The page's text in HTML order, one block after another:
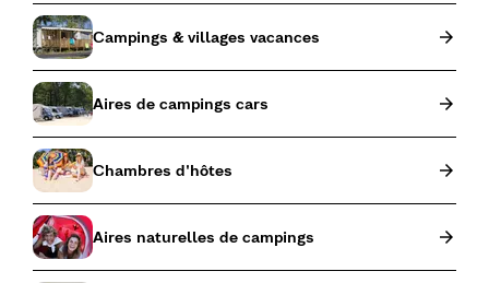
Campings & villages vacances
Aires de campings cars
Chambres d'hôtes
Aires naturelles de campings